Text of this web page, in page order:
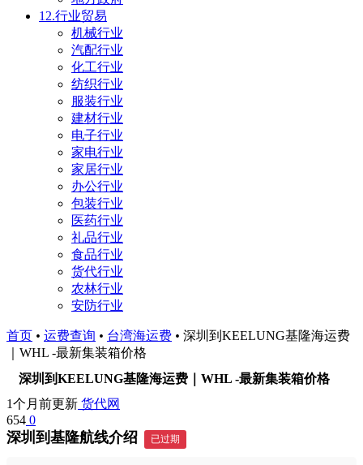
12.行业贸易
机械行业
汽配行业
化工行业
纺织行业
服装行业
建材行业
电子行业
家电行业
家居行业
办公行业
包装行业
医药行业
礼品行业
食品行业
货代行业
农林行业
安防行业
首页 • 运费查询 • 台湾海运费 • 深圳到KEELUNG基隆海运费
｜WHL -最新集装箱价格
深圳到KEELUNG基隆海运费｜WHL -最新集装箱价格
1个月前更新 货代网
654 0
深圳到基隆航线介绍 已过期